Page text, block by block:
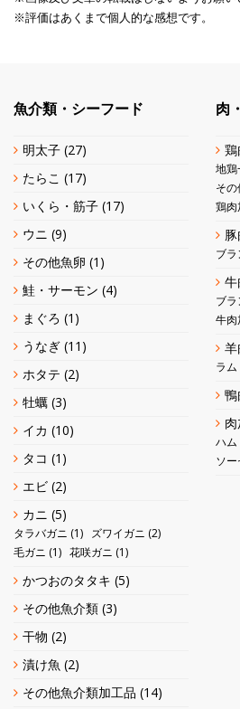
※評価はあくまで個人的な感想です。
魚介類・シーフード
明太子 (27)
たらこ (17)
いくら・筋子 (17)
ウニ (9)
その他魚卵 (1)
鮭・サーモン (4)
まぐろ (1)
うなぎ (11)
ホタテ (2)
牡蠣 (3)
イカ (10)
タコ (1)
エビ (2)
カニ (5)
タラバガニ (1) ズワイガニ (2)
毛ガニ (1) 花咲ガニ (1)
かつおのタタキ (5)
その他魚介類 (3)
干物 (2)
漬け魚 (2)
その他魚介類加工品 (14)
肉
鶏
地鶏
そ
鶏肉
ブ
牛
ブ
牛肉
羊
ラ
鴨
ハム
ソ